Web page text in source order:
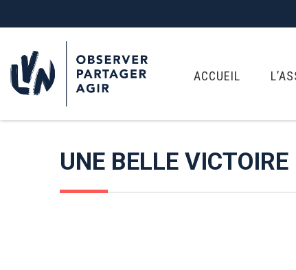
ACCUEIL
UNE BELLE